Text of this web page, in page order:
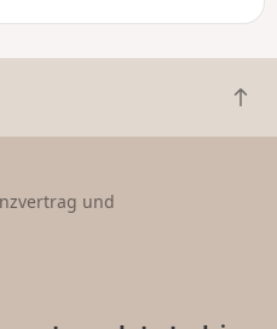
Z
u
und